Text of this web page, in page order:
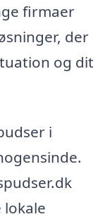
firmaer
der
og dit
i